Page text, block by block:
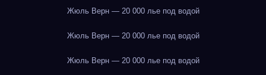
Жюль Верн — 20 000 лье под водой
Жюль Верн — 20 000 лье под водой
Жюль Верн — 20 000 лье под водой